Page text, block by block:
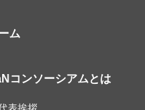
ム
コンソーシアムとは